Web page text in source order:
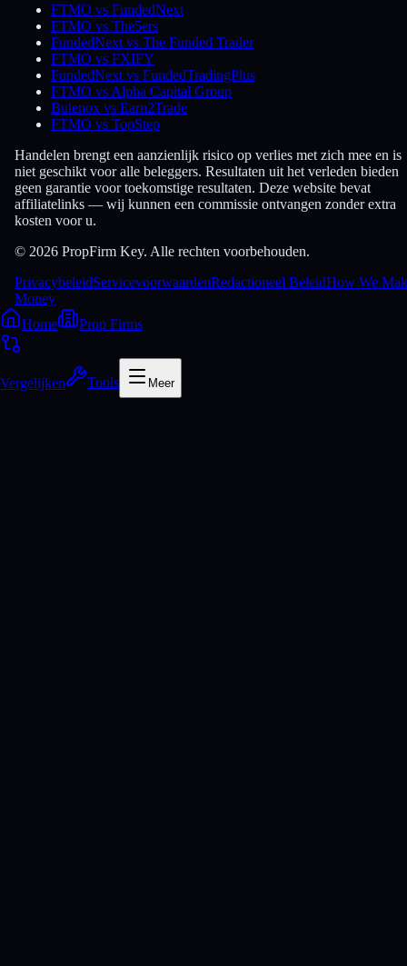
FTMO vs FundedNext
FTMO vs The5ers
FundedNext vs The Funded Trader
FTMO vs FXIFY
FundedNext vs FundedTradingPlus
FTMO vs Alpha Capital Group
Bulenox vs Earn2Trade
FTMO vs TopStep
Handelen brengt een aanzienlijk risico op verlies met zich mee en is
niet geschikt voor alle beleggers. Resultaten uit het verleden bieden
geen garantie voor toekomstige resultaten. Deze website bevat
affiliatelinks — wij kunnen een commissie ontvangen zonder extra
kosten voor u.
© 2026 PropFirm Key. Alle rechten voorbehouden.
PrivacybeleidServicevoorwaardenRedactioneel BeleidHow We
Money
Home
Prop Firms
Vergelijken Tools Meer